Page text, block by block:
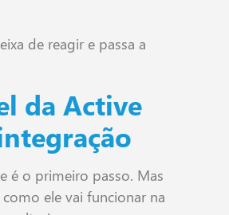
de reagir e passa a
da Active
é o primeiro passo. Mas
ele vai funcionar na